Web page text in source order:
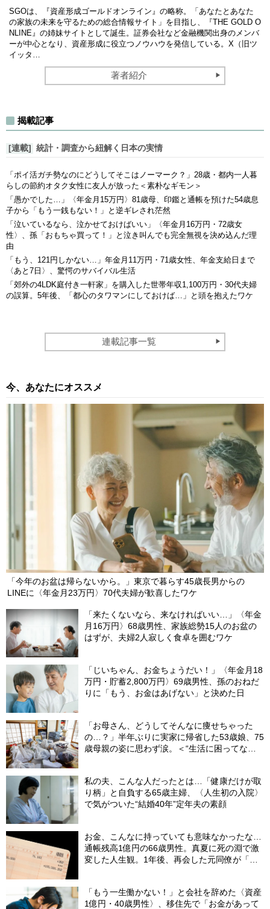
SGOは、『資産形成ゴールドオンライン』の略称。「あなたとあなた
の家族の未来を守るための総合情報サイト」を目指し、『THE GOLD O
NLINE』の姉妹サイトとして誕生。証券会社など金融機関出身のメンバ
ーが中心となり、資産形成に役立つノウハウを発信している。X（旧ツ
イッタ…
著者紹介
揭載記事
[連載] 統計・調査から紐解く日本の実情
「ポイ活ガチ勢なのにどうしてそこはノーマーク？」28歳・都内一人暮
らしの節約オタク女性に友人が放った＜素朴なギモン＞
「愚かでした…」〈年金月15万円〉81歳母、印鑑と通帳を預けた54歳息
子から「もう一銭もない！」と逆ギレされ茫然
「泣いているなら、泣かせておけばいい」〈年金月16万円・72歳女
性〉、孫「おもちゃ買って！」と泣き叫んでも完全無視を決め込んだ理
由
「もう、121円しかない…」年金月11万円・71歳女性、年金支給日まで
〈あと7日〉、驚愕のサバイバル生活
「郊外の4LDK庭付き一軒家」を購入した世帯年収1,100万円・30代夫婦
の誤算。5年後、「都心のタワマンにしておけば…」と頭を抱えたワケ
連載記事一覧
今、あなたにオススメ
「今年のお盆は帰らないから。」東京で暮らす45歳長男からの
LINEに〈年金月23万円〉70代夫婦が歓喜したワケ
「来たくないなら、来なければいい…」〈年金
月16万円〉68歳男性、家族総勢15人のお盆の
はずが、夫婦2人寂しく食卓を囲むワケ
「じいちゃん、お金ちょうだい！」〈年金月18
万円・貯蓄2,800万円〉69歳男性、孫のおねだ
りに「もう、お金はあげない」と決めた日
「お母さん、どうしてそんなに痩せちゃった
の…？」半年ぶりに実家に帰省した53歳娘、75
歳母親の姿に思わず涙。＜“生活に困ってな
私の夫、こんな人だったとは…「健康だけが取
り柄」と自負する65歳主婦、〈人生初の入院〉
で気がついた“結婚40年”定年夫の素顔
お金、こんなに持っていても意味なかったな…
通帳残高1億円の66歳男性。真夏に死の淵で激
変した人生観。1年後、再会した元同僚が「振
「もう一生働かない！」と会社を辞めた〈資産
1億円・40歳男性〉、移住先で「お金があって